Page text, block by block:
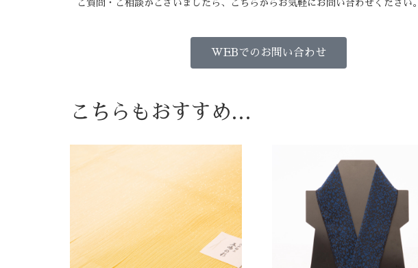
ご質問・ご相談がございましたら、 こちらからお気軽にお問い合わせください。
WEBでのお問い合わせ
こちらもおすすめ…